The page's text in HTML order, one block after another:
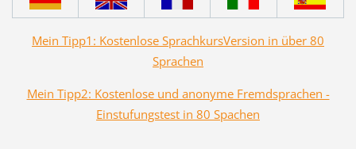
Mein Tipp1: Kostenlose SprachkursVersion in über 80
Sprachen
Mein Tipp2: Kostenlose und anonyme Fremdsprachen -
Einstufungstest in 80 Spachen